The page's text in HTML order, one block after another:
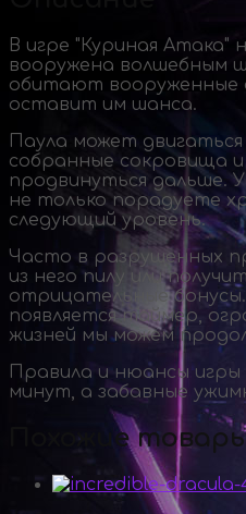
В игре "Куриная
вооружена волшебным
обитают вооруженные
оставит им шанса.
Паула может
собранные сокровища
продвинуться дальше.
не только порадуете
следующий уровень.
Часто в разрушенных
из него пилу или
отрицательные
появляется таймер,
жизней мы можем
Правила и нюансы
минут, а забавные
Похожие